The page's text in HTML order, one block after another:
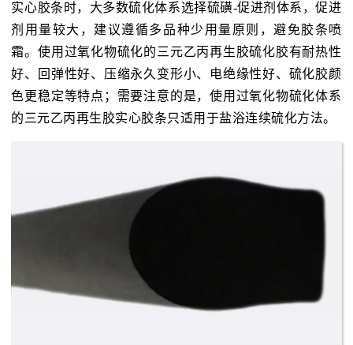
实心胶条时，大多数硫化体系选择硫磺-促进剂体系，促进
剂用量较大，建议遵循多品种少用量原则，避免胶条喷
霜。使用过氧化物硫化的三元乙丙再生胶硫化胶有耐热性
好、回弹性好、压缩永久变形小、电绝缘性好、硫化胶颜
色更稳定等特点；需要注意的是，使用过氧化物硫化体系
的三元乙丙再生胶实心胶条只适用于盐浴连续硫化方法。